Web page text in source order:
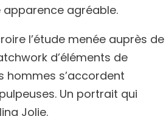
apparence agréable.
l’étude menée auprès de
d’éléments de
hommes s’accordent
Un portrait qui
Jolie.